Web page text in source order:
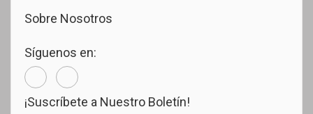
Sobre Nosotros
Síguenos en:
¡Suscríbete a Nuestro Boletín!